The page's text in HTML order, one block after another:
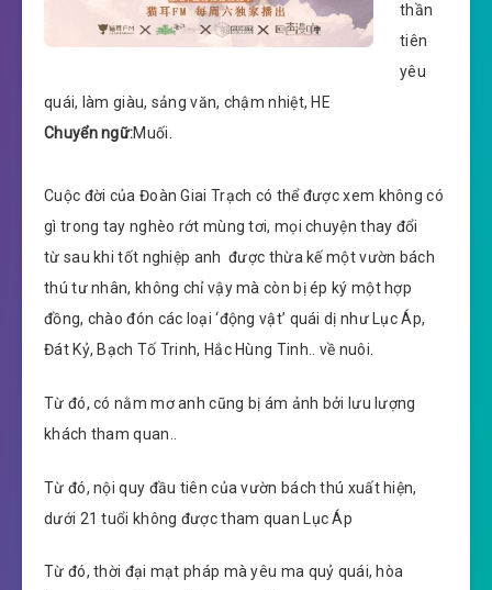
thần
tiên
yêu
quái, làm giàu, sảng văn, chậm nhiệt, HE
Chuyển ngữ:Muối.
Cuộc đời của Đoàn Giai Trạch có thể được xem không có
gì trong tay nghèo rớt mùng tơi, mọi chuyện thay đổi
từ sau khi tốt nghiệp anh được thừa kế một vườn bách
thú tư nhân, không chỉ vậy mà còn bị ép ký một hợp
đồng, chào đón các loại ‘động vật’ quái dị như Lục Áp,
Đát Kỷ, Bạch Tố Trinh, Hắc Hùng Tinh.. về nuôi.
Từ đó, có nằm mơ anh cũng bị ám ảnh bởi lưu lượng
khách tham quan..
Từ đó, nội quy đầu tiên của vườn bách thú xuất hiện,
dưới 21 tuổi không được tham quan Lục Áp
Từ đó, thời đại mạt pháp mà yêu ma quỷ quái, hòa